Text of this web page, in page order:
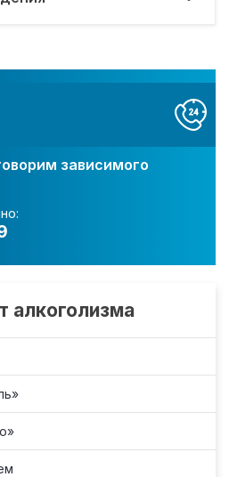
зависимого
алкоголизма